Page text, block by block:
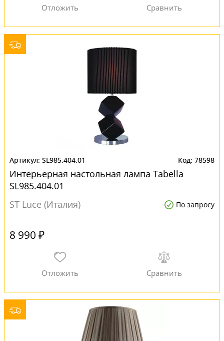
SL985.404.01 78598
Интерьерная настольная лампа Tabella
SL985.404.01
ST Luce (Италия)
По запросу
8 990 ₽